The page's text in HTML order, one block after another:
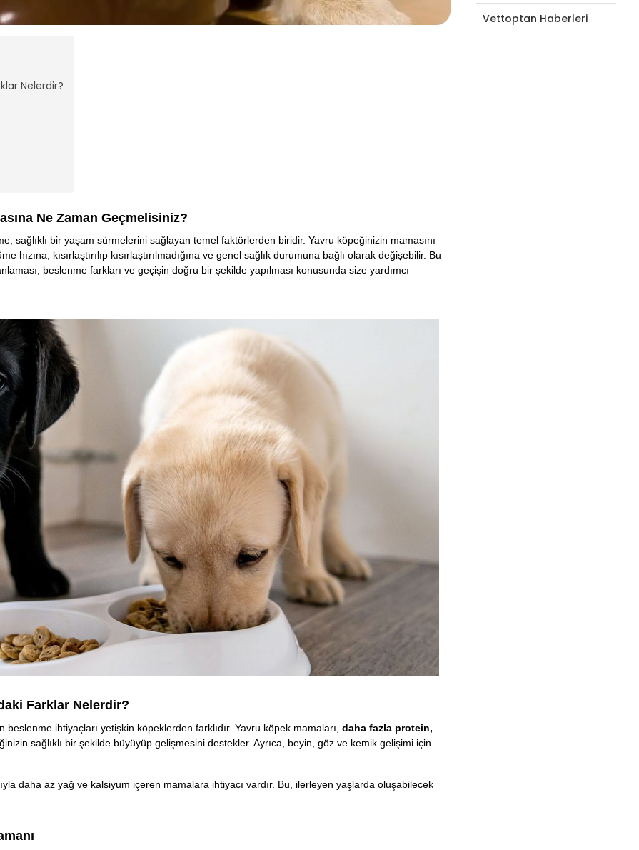
Nelerdir?
Ne Zaman Geçmelisiniz?
sağlıklı bir yaşam sürmelerini sağlayan temel faktörlerden biridir. Yavru köpeğinizin mamasını
kısırlaştırılıp kısırlaştırılmadığına ve genel sağlık durumuna bağlı olarak değişebilir. Bu
beslenme farkları ve geçişin doğru bir şekilde yapılması konusunda size yardımcı
Farklar Nelerdir?
ihtiyaçları yetişkin köpeklerden farklıdır. Yavru köpek mamaları, daha fazla protein,
sağlıklı bir şekilde büyüyüp gelişmesini destekler. Ayrıca, beyin, göz ve kemik gelişimi için
daha az yağ ve kalsiyum içeren mamalara ihtiyacı vardır. Bu, ilerleyen yaşlarda oluşabilecek
Vettoptan Haberleri